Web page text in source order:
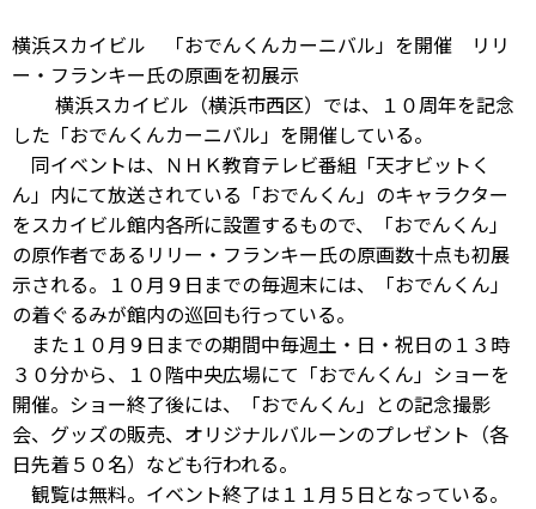
横浜スカイビル 「おでんくんカーニバル」を開催 リリ
ー・フランキー氏の原画を初展示
横浜スカイビル（横浜市西区）では、１０周年を記念
した「おでんくんカーニバル」を開催している。
同イベントは、ＮＨＫ教育テレビ番組「天才ビットく
ん」内にて放送されている「おでんくん」のキャラクター
をスカイビル館内各所に設置するもので、「おでんくん」
の原作者であるリリー・フランキー氏の原画数十点も初展
示される。１０月９日までの毎週末には、「おでんくん」
の着ぐるみが館内の巡回も行っている。
また１０月９日までの期間中毎週土・日・祝日の１３時
３０分から、１０階中央広場にて「おでんくん」ショーを
開催。ショー終了後には、「おでんくん」との記念撮影
会、グッズの販売、オリジナルバルーンのプレゼント（各
日先着５０名）なども行われる。
観覧は無料。イベント終了は１１月５日となっている。